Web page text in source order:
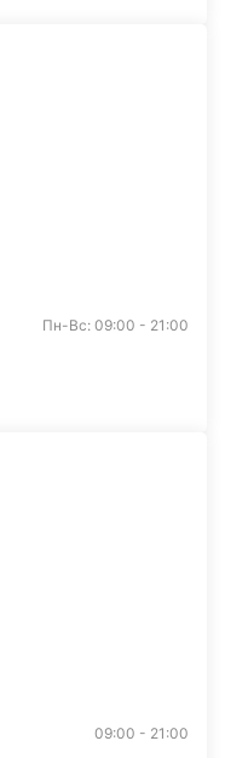
Пн-Вс: 09:00 - 21:00
09:00 - 21:00